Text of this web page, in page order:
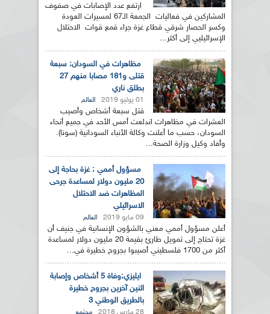
ارتفع عدد الإصابات في صفوف
المشاركين في فعاليات الجمعة الـ67 لمسيرات العودة
وكسر الحصار شرقي قطاع غزة جراء قمع قوات الاحتلال
الإسرائيليي إلى أكثر...
مظاهرات في السودان: سبعة
قتلى و181 مصابا منهم 27
بطلق ناري
01 يوليو 2019 العالم
قتل سبعة أشخاص وأصيب
العشرات في مظاهرات اندلعت أمس الأحد في جميع أنحاء
السودان، حسب ما أعلنت وكالة الأنباء السودانية (سونا).
وأفاد وكيل وزارة الصحة...
مسؤول أممي : غزة بحاجة إلى
20 مليون دولار لمساعدة جرحى
المظاهرات ضد الاحتلال
الاسرائيلي
09 مايو 2019 العالم
أعلن مسؤول أممي معني بالشؤون الإنسانية في جنيف أن
غزة تحتاج إلى تمويل طارئ بقيمة 20 مليون دولار لمساعدة
أكثر من 1700 فلسطيني أصيبوا بجروح خطيرة في...
ايليزي:وفاة 5 أشخاص وإصابة
اثنين آخرين بجروح خطيرة
بالطريق الوطني 3